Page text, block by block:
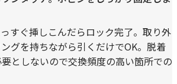
すぐ挿しこんだらロック完了。取り外
グを持ちながら引くだけでOK。脱着
としないので交換頻度の高い箇所での